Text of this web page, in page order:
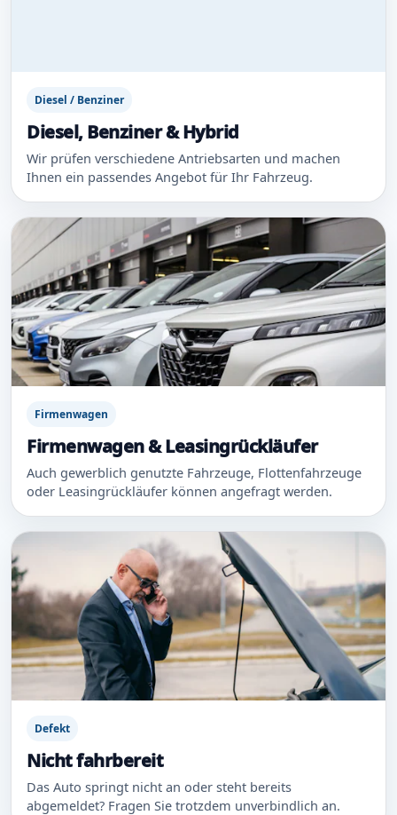
Diesel / Benziner
Diesel, Benziner & Hybrid
Wir prüfen verschiedene Antriebsarten und machen
Ihnen ein passendes Angebot für Ihr Fahrzeug.
Firmenwagen
Firmenwagen & Leasingrückläufer
Auch gewerblich genutzte Fahrzeuge, Flottenfahrzeuge
oder Leasingrückläufer können angefragt werden.
Defekt
Nicht fahrbereit
Das Auto springt nicht an oder steht bereits
abgemeldet? Fragen Sie trotzdem unverbindlich an.